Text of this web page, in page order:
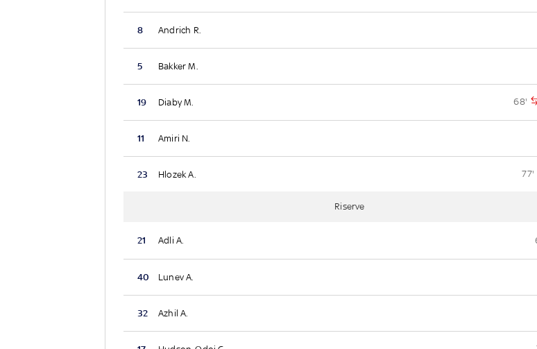
8 Andrich R.
5 Bakker M.
19 Diaby M. 68'
11 Amiri N.
23 Hlozek A. 77'
Riserve
21 Adli A.
40 Lunev A.
32 Azhil A.